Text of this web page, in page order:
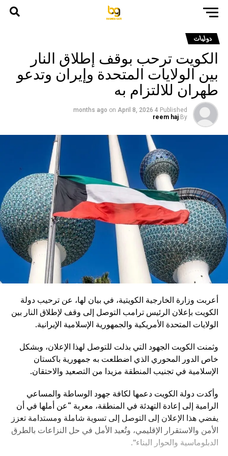
دوليات
الكويت ترحب بوقف إطلاق النار
بين الولايات المتحدة وإيران وتدعو
طهران للالتزام به
Published
4 months ago
on April 8, 2026
By
reem haj
أعربت وزارة الخارجية الكويتية، في بيان لها، عن ترحيب دولة
الكويت بإعلان الرئيس ترامب التوصل إلى وقف لإطلاق النار بين
الولايات المتحدة الأمريكية والجمهورية الإسلامية الإيرانية.
وثمنت الكويت الجهود التي بذلت للتوصل لهذا الإعلان، وبشكل
خاص الدور المحوري الذي اضطلعت به جمهورية باكستان
الإسلامية في تجنيب المنطقة مزيدا من التصعيد والاحتقان.
وأكدت دولة الكويت دعمها لكافة جهود الوساطة والمساعي
الرامية إلى إعادة التهدئة في المنطقة، معربة “عن أملها في أن
يفضي هذا الإعلان إلى التوصل إلى تسوية شاملة ومستدامة تعزز
الأمن والاستقرار الإقليمي، وتُعيد الأمل في حل النزاعات بالطرق
الدبلوماسية والحوار البناء”.